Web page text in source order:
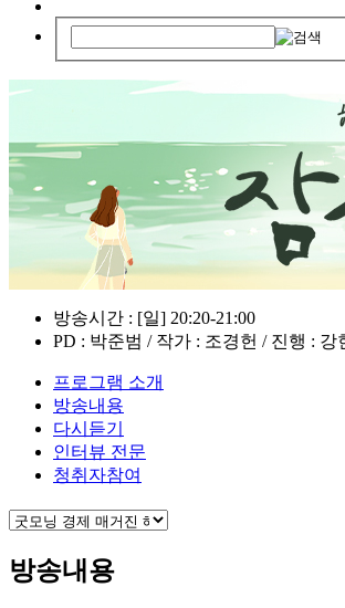
방송시간 : [일] 20:20-21:00
PD : 박준범 / 작가 : 조경헌 / 진행 : 강
프로그램 소개
방송내용
다시듣기
인터뷰 전문
청취자참여
방송내용